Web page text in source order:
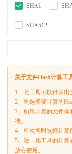
SHA1
SHA512
关于文件Hash计算工
1、此工具可以计算出
2、先选择要计算的
3、如果计算的文件
待。
4、单次同时选择计算
5、注：此工具的计
放心使用。